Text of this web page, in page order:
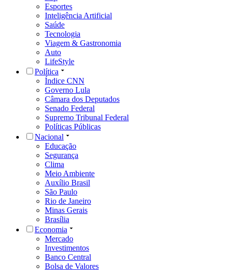
Esportes
Inteligência Artificial
Saúde
Tecnologia
Viagem & Gastronomia
Auto
LifeStyle
Política
Índice CNN
Governo Lula
Câmara dos Deputados
Senado Federal
Supremo Tribunal Federal
Políticas Públicas
Nacional
Educação
Segurança
Clima
Meio Ambiente
Auxílio Brasil
São Paulo
Rio de Janeiro
Minas Gerais
Brasília
Economia
Mercado
Investimentos
Banco Central
Bolsa de Valores